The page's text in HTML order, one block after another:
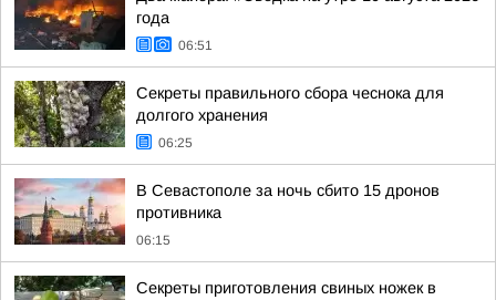
года
06:51
Секреты правильного сбора чеснока для
долгого хранения
06:25
В Севастополе за ночь сбито 15 дронов
противника
06:15
Секреты приготовления свиных ножек в